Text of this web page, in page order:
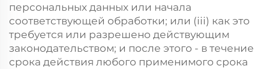
персональных данных или начала
соответствующей обработки; или (iii) как это
требуется или разрешено действующим
законодательством; и после этого - в течение
срока действия любого применимого срока